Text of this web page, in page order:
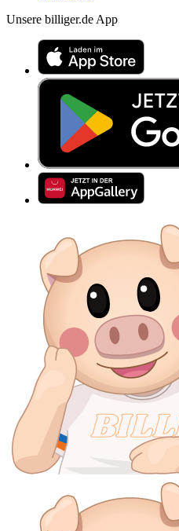
Unsere billiger.de App